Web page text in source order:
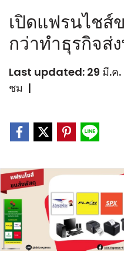
เปิดแฟรนไชส์
กว่าทำธุรกิจส่
Last updated: 29 มี.ค.
ชม |